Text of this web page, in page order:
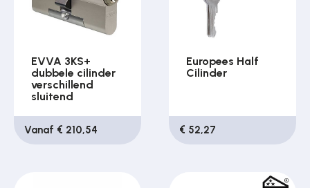
EVVA 3KS+
dubbele cilinder
verschillend
sluitend
Vanaf € 210,54
Europees Half
Cilinder
€ 52,27